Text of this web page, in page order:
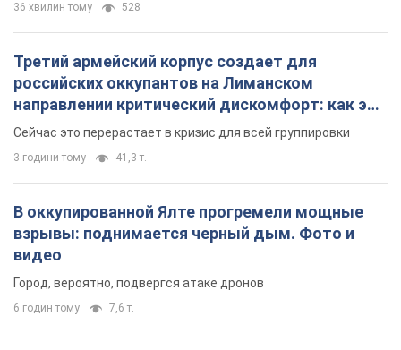
36 хвилин тому 528
Третий армейский корпус создает для
российских оккупантов на Лиманском
направлении критический дискомфорт: как это
удалось
Сейчас это перерастает в кризис для всей группировки
3 години тому 41,3 т.
В оккупированной Ялте прогремели мощные
взрывы: поднимается черный дым. Фото и
видео
Город, вероятно, подвергся атаке дронов
6 годин тому 7,6 т.